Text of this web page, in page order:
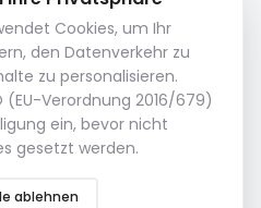
Cookies, um Ihr
den Datenverkehr zu
zu personalisieren.
(EU-Verordnung 2016/679)
ein, bevor nicht
gesetzt werden.
ablehnen
Audiodateien usw.) werden
aufbewahrt.
Sie sie.